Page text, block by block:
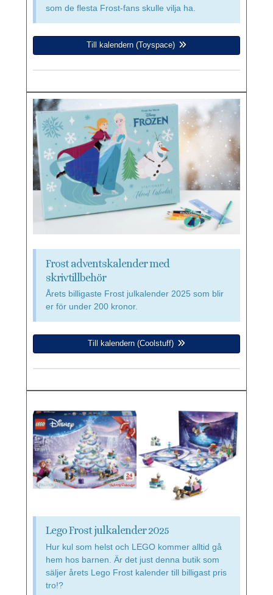
som de flesta Frost-fans skulle vilja ha.
Till kalendern (Toyspace)
Frost adventskalender med
skrivtillbehör
Årets billigaste Frost julkalender 2025 som blir
er för under 200 kronor.
Till kalendern (Coolstuff)
Lego Frost julkalender 2025
Hur kul som helst och LEGO kommer alltid gå
hem hos barnen. Är det just denna butik som
säljer årets Lego Frost kalender till billigast pris
tro!?